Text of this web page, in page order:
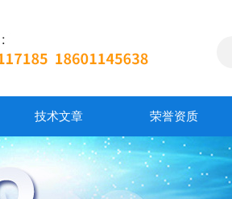
技术文章 荣誉资质